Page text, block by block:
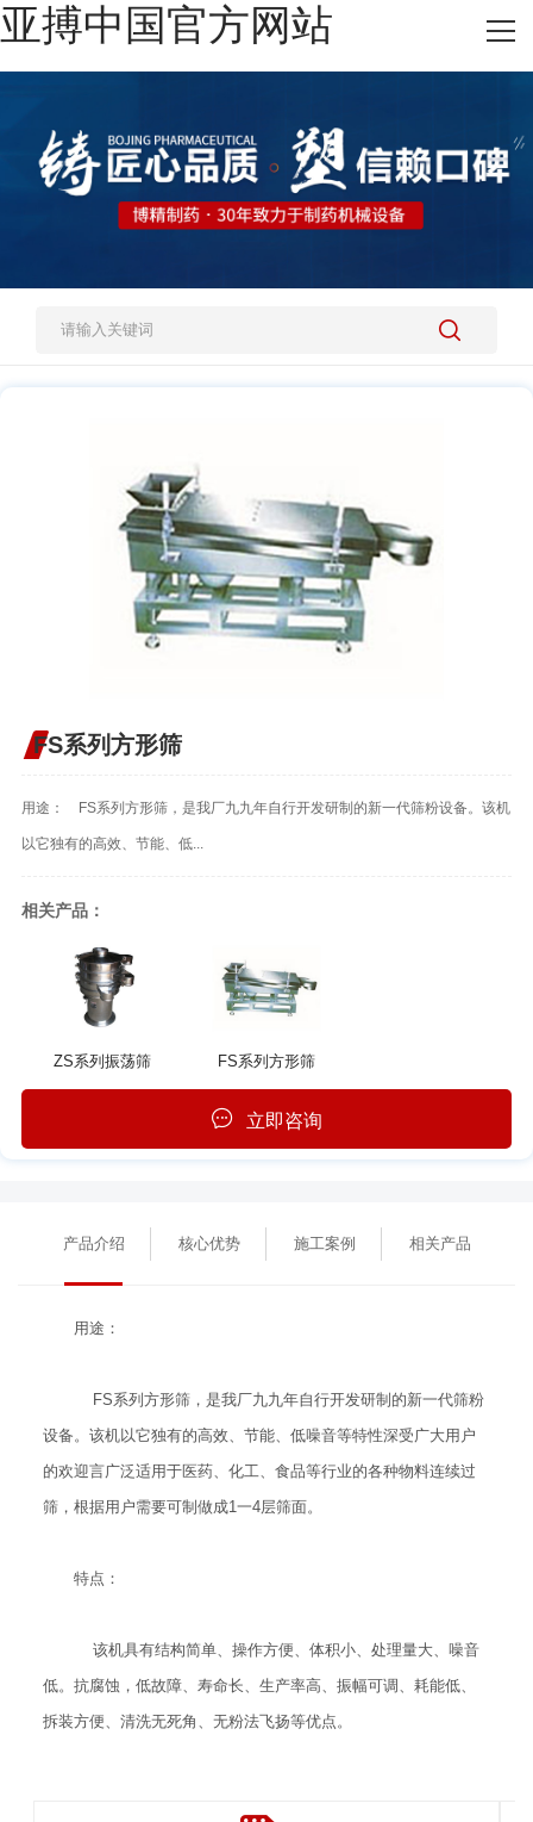
亚搏中国官方网站
网站亚搏中国官方网站
施工案例
人才招聘
FS系列方形筛
用途： FS系列方形筛，是我厂九九年自行开发研制的新一代筛粉设备。该机
以它独有的高效、节能、低...
相关产品：
ZS系列振荡筛 FS系列方形筛
立即咨询
产品介绍 核心优势 施工案例 相关产品
用途：
FS系列方形筛，是我厂九九年自行开发研制的新一代筛粉
设备。该机以它独有的高效、节能、低噪音等特性深受广大用户
的欢迎言广泛适用于医药、化工、食品等行业的各种物料连续过
筛，根据用户需要可制做成1一4层筛面。
特点：
该机具有结构简单、操作方便、体积小、处理量大、噪音
低。抗腐蚀，低故障、寿命长、生产率高、振幅可调、耗能低、
拆装方便、清洗无死角、无粉法飞扬等优点。